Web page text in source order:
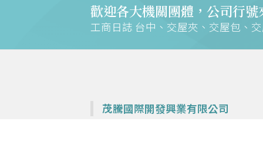
歡迎各大機關團體，公司行
工商日誌 台中、交屋夾、交屋包、
茂騰國際開發興業有限公司